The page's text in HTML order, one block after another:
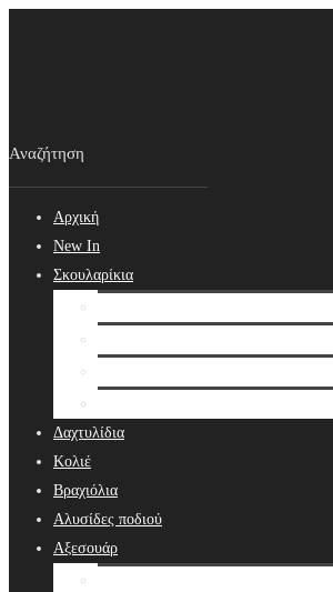
Αρχική
New In
Σκουλαρίκια
Δαχτυλίδια
Κολιέ
Βραχιόλια
Αλυσίδες ποδιού
Αξεσουάρ